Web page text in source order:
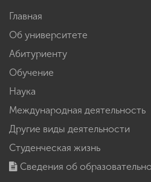
Главная
Об университете
Абитуриенту
Обучение
Наука
Международная деятельность
Другие виды деятельности
Студенческая жизнь
Сведения об